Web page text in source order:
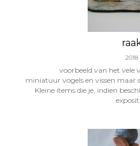
2018
voorbeeld van het vele
miniatuur vogels en vissen maar
Kleine items die je, indien